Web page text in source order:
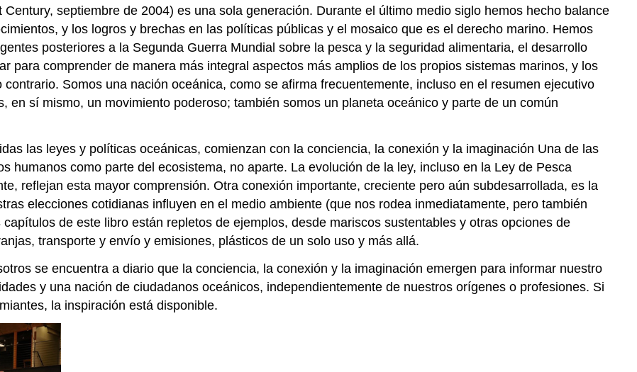
septiembre de 2004) es una sola generación. Durante el último medio siglo hemos hecho balance
y los logros y brechas en las políticas públicas y el mosaico que es el derecho marino. Hemos
posteriores a la Segunda Guerra Mundial sobre la pesca y la seguridad alimentaria, el desarrollo
para comprender de manera más integral aspectos más amplios de los propios sistemas marinos, y los
Somos una nación oceánica, como se afirma frecuentemente, incluso en el resumen ejecutivo
en sí mismo, un movimiento poderoso; también somos un planeta oceánico y parte de un común
las leyes y políticas oceánicas, comienzan con la conciencia, la conexión y la imaginación Una de las
humanos como parte del ecosistema, no aparte. La evolución de la ley, incluso en la Ley de Pesca
reflejan esta mayor comprensión. Otra conexión importante, creciente pero aún subdesarrollada, es la
elecciones cotidianas influyen en el medio ambiente (que nos rodea inmediatamente, pero también
de este libro están repletos de ejemplos, desde mariscos sustentables y otras opciones de
transporte y envío y emisiones, plásticos de un solo uso y más allá.
se encuentra a diario que la conciencia, la conexión y la imaginación emergen para informar nuestro
y una nación de ciudadanos oceánicos, independientemente de nuestros orígenes o profesiones. Si
la inspiración está disponible.